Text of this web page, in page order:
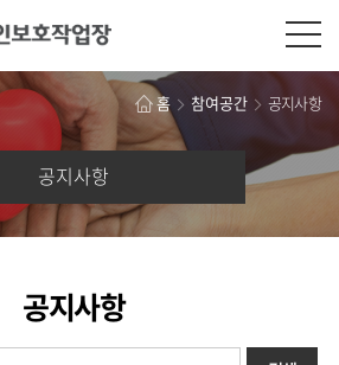
홈 참여공간 공지사항
공지사항
공지사항